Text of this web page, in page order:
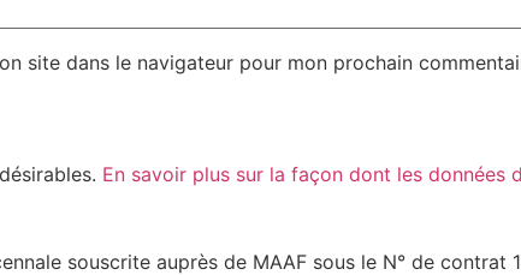
site dans le navigateur pour mon prochain
En savoir plus sur la façon dont les données
souscrite auprès de MAAF sous le N° de contrat